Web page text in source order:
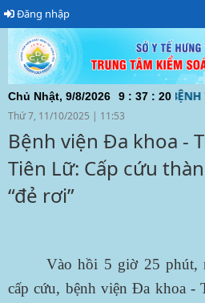
Đăng nhập
Chủ Nhật, 9/8/2026 9 : 37 : 21
TÂM KIỂM SOÁT BỆNH
Thứ 7, 11/10/2025 | 11:53
Bệnh viện Đa khoa -
Tiên Lữ: Cấp cứu
“đẻ rơi”
Vào hồi 5 giờ 25 phút,
cấp cứu, bệnh viện Đa khoa -